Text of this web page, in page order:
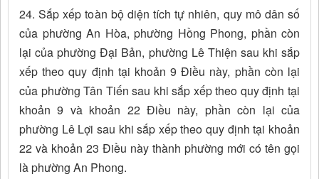
24. Sắp xếp toàn bộ diện tích tự nhiên, quy mô dân số
của phường An Hòa, phường Hồng Phong, phần còn
lại của phường Đại Bản, phường Lê Thiện sau khi sắp
xếp theo quy định tại khoản 9 Điều này, phần còn lại
của phường Tân Tiến sau khi sắp xếp theo quy định tại
khoản 9 và khoản 22 Điều này, phần còn lại của
phường Lê Lợi sau khi sắp xếp theo quy định tại khoản
22 và khoản 23 Điều này thành phường mới có tên gọi
là phường An Phong.